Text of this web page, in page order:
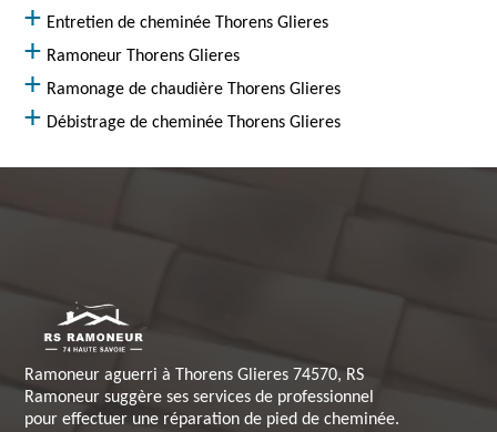
Entretien de cheminée Thorens Glieres
Ramoneur Thorens Glieres
Ramonage de chaudière Thorens Glieres
Débistrage de cheminée Thorens Glieres
Ramoneur aguerri à Thorens Glieres 74570, RS
Ramoneur suggère ses services de professionnel
pour effectuer une réparation de pied de cheminée.